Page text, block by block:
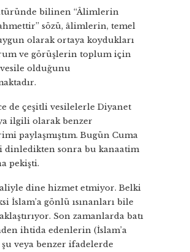
bilinen “Âlimlerin
sözü, âlimlerin, temel
olarak ortaya koydukları
ve görüşlerin toplum için
olduğunu
de çeşitli vesilelerle Diyanet
ilgili olarak benzer
paylaşmıştım. Bugün Cuma
dinledikten sonra bu kanaatim
pekişti.
dine hizmet etmiyor. Belki
İslam’a gönlü ısınanları bile
Son zamanlarda batı
ihtida edenlerin (İslam’a
veya benzer ifadelerde